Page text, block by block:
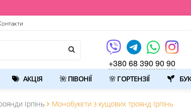
+380 68 390 90 90
АКЦІЯ 🌺 ПІВОНІЇ 🌸 ГОРТЕНЗІЇ
Ірпінь Монобукети з кущових троянд Ірпінь